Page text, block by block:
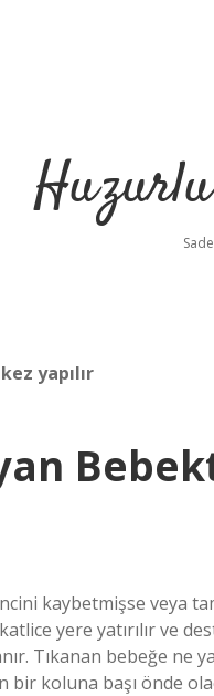
yapılır
kaybetmişse veya
yere yatırılır ve
Tıkanan bebeğe ne
bir koluna başı önde